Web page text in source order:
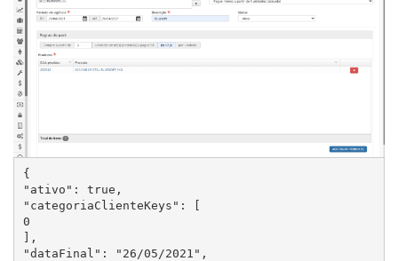
{
"ativo": true,
"categoriaClienteKeys": [
0
],
"dataFinal": "26/05/2021",